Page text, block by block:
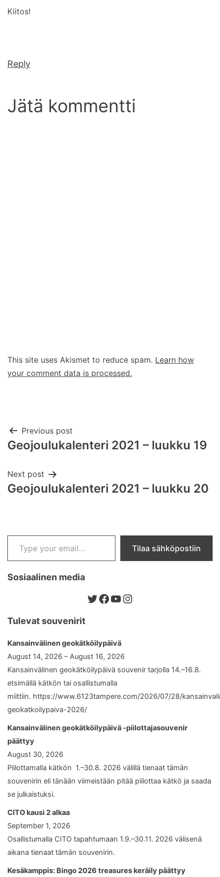
Kiitos!
Reply
Jätä kommentti
This site uses Akismet to reduce spam. Learn how
your comment data is processed.
Post
navigation
Previous post
Geojoulukalenteri 2021 – luukku 19
Next post
Geojoulukalenteri 2021 – luukku 20
Type your email…
Tilaa sähköpostiin
Sosiaalinen media
Twitter
Facebook
YouTube
Instagram
Tulevat souvenirit
Kansainvälinen geokätköilypäivä
August 14, 2026 – August 16, 2026
Kansainvälinen geokätköilypäivä souvenir tarjolla 14.–16.8.
etsimällä kätkön tai osallistumalla
miittiin. https://www.6123tampere.com/2026/07/28/
geokatkoilypaiva-2026/
Kansainvälinen geokätköilypäivä -piilottajasouvenir
päättyy
August 30, 2026
Piilottamalla kätkön 1.–30.8. 2026 välillä tienaat tämän
souvenirin eli tänään viimeistään pitää piilottaa kätkö ja saada
se julkaistuksi.
CITO kausi 2 alkaa
September 1, 2026
Osallistumalla CITO tapahtumaan 1.9.–30.11. 2026 välisenä
aikana tienaat tämän souvenirin.
Kesäkamppis: Bingo 2026 treasures keräily päättyy